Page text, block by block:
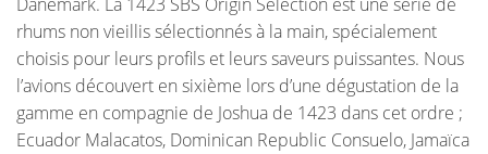
rhums non vieillis sélectionnés à la main, spécialement
choisis pour leurs profils et leurs saveurs puissantes. Nous
l’avions découvert en sixième lors d’une dégustation de la
gamme en compagnie de Joshua de 1423 dans cet ordre ;
Ecuador Malacatos, Dominican Republic Consuelo, Jamaïca